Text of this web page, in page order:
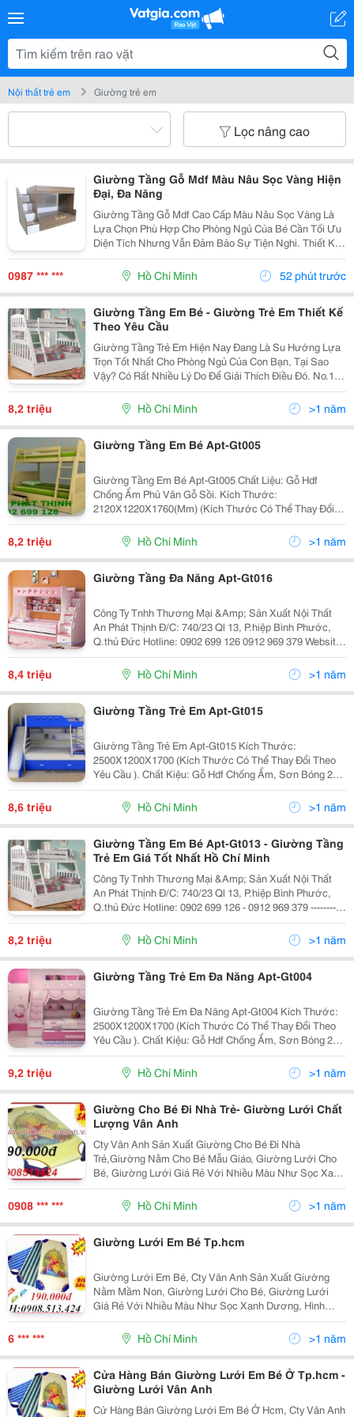
Nội thất trẻ em Giường trẻ em
Lọc nâng cao
Giường Tầng Gỗ Mdf Màu Nâu Sọc Vàng Hiện
Đại, Đa Năng
Giường Tầng Gỗ Mdf Cao Cấp Màu Nâu Sọc Vàng Là
Lựa Chọn Phù Hợp Cho Phòng Ngủ Của Bé Cần Tối Ưu
Diện Tích Nhưng Vẫn Đảm Bảo Sự Tiện Nghi. Thiết Kế
2 Tầng Chắc Chắn, Có Cầu Thang Bên Hông Và Hộc
Lưu Trữ Giúp Căn Phòng Gọn Gàng Hơn. Sản Phẩm Sử
Dụng...
0987 *** *** Hồ Chí Minh 52 phút trước
Giường Tầng Em Bé - Giường Trẻ Em Thiết Kế
Theo Yêu Cầu
Giường Tầng Trẻ Em Hiện Nay Đang Là Su Hướng Lựa
Trọn Tốt Nhất Cho Phòng Ngủ Của Con Bạn, Tại Sao
Vậy? Có Rất Nhiều Lý Do Để Giải Thích Điều Đó. No.1:
Giường Tầng Trẻ Em Đa Năng Tiết Kiệm Tối Đa Không
Gian Phòng Ngủ Của Con Bạn. Trong Thời Điểm Hi
8,2 triệu Hồ Chí Minh >1 năm
Giường Tầng Em Bé Apt-Gt005
Giường Tầng Em Bé Apt-Gt005 Chất Liệu: Gỗ Hdf
Chống Ẩm Phủ Vân Gỗ Sồi. Kích Thước:
2120X1220X1760(Mm) (Kích Thước Có Thể Thay Đổi
Theo Yêu Cầu) Bảo Hành 5 Năm. Giao Hàng Và Lắp Đặt
Tận Nơi Miễn Phí Khu Vực Tp.hcm Công Ty Tn
8,2 triệu Hồ Chí Minh >1 năm
Giường Tầng Đa Năng Apt-Gt016
Công Ty Tnhh Thương Mại &Amp; Sản Xuất Nội Thất
An Phát Thịnh Đ/C: 740/23 Ql 13, P.hiệp Bình Phước,
Q.thủ Đức Hotline: 0902 699 126 0912 969 379 Website:
Http://Anphatthinhfurniture.com Giường Tầng Đa Năng
Apt-Gt016 Kích Thước
8,4 triệu Hồ Chí Minh >1 năm
Giường Tầng Trẻ Em Apt-Gt015
Giường Tầng Trẻ Em Apt-Gt015 Kích Thước:
2500X1200X1700 (Kích Thước Có Thể Thay Đổi Theo
Yêu Cầu ). Chất Kiệu: Gỗ Hdf Chống Ẩm, Sơn Bóng 2K
Bảo Hành 5 Năm Giao Hàng Và Lắp Đặt Miễn Phí Tại
Tp.hcm Công Ty Tnhh Thương Mại
8,6 triệu Hồ Chí Minh >1 năm
Giường Tầng Em Bé Apt-Gt013 - Giường Tầng
Trẻ Em Giá Tốt Nhất Hồ Chí Minh
Công Ty Tnhh Thương Mại &Amp; Sản Xuất Nội Thất
An Phát Thịnh Đ/C: 740/23 Ql 13, P.hiệp Bình Phước,
Q.thủ Đức Hotline: 0902 699 126 - 0912 969 379 -----------
- Giường Tầng Em Bé Apt-Gt013 Chất Liệu: Gỗ Hdf
Chống Ẩm Sơn Tr
8,2 triệu Hồ Chí Minh >1 năm
Giường Tầng Trẻ Em Đa Năng Apt-Gt004
Giường Tầng Trẻ Em Đa Năng Apt-Gt004 Kích Thước:
2500X1200X1700 (Kích Thước Có Thể Thay Đổi Theo
Yêu Cầu ). Chất Kiệu: Gỗ Hdf Chống Ẩm, Sơn Bóng 2K
Bảo Hành 5 Năm Giao Hàng Và Lắp Đặt Miễn Phí Tại
Tp.hcm Công Ty Tnhh Thương
9,2 triệu Hồ Chí Minh >1 năm
Giường Cho Bé Đi Nhà Trẻ- Giường Lưới Chất
Lượng Vân Anh
Cty Vân Anh Sản Xuất Giường Cho Bé Đi Nhà
Trẻ,Giường Nằm Cho Bé Mẫu Giáo, Giường Lưới Cho
Bé, Giường Lưới Giá Rẻ Với Nhiều Màu Như Sọc Xanh
Dương, Hình Gấu, Hình Chuột Michkey, Với Khung Sắt
Sơn Tĩnh Điện Chắc Chắn, Sử Dụng Lâu Bền Lâu,Giao
Hàng Các
0908 *** *** Hồ Chí Minh >1 năm
Giường Lưới Em Bé Tp.hcm
Giường Lưới Em Bé, Cty Vân Anh Sản Xuất Giường
Nằm Mầm Non, Giường Lưới Cho Bé, Giường Lưới
Giá Rẻ Với Nhiều Màu Như Sọc Xanh Dương, Hình
Gấu, Hình Chuột Michkey, Sử Dụng Lâu Bền Lâu, Liên
Hệ Ngay Để Có Giá Ưu Đãi 0908.513.424 Mai, Công Ty
6 *** *** Hồ Chí Minh >1 năm
Cửa Hàng Bán Giường Lưới Em Bé Ở Tp.hcm -
Giường Lưới Vân Anh
Cử Hàng Bán Giường Lưới Em Bé Ở Hcm, Cty Vân Anh